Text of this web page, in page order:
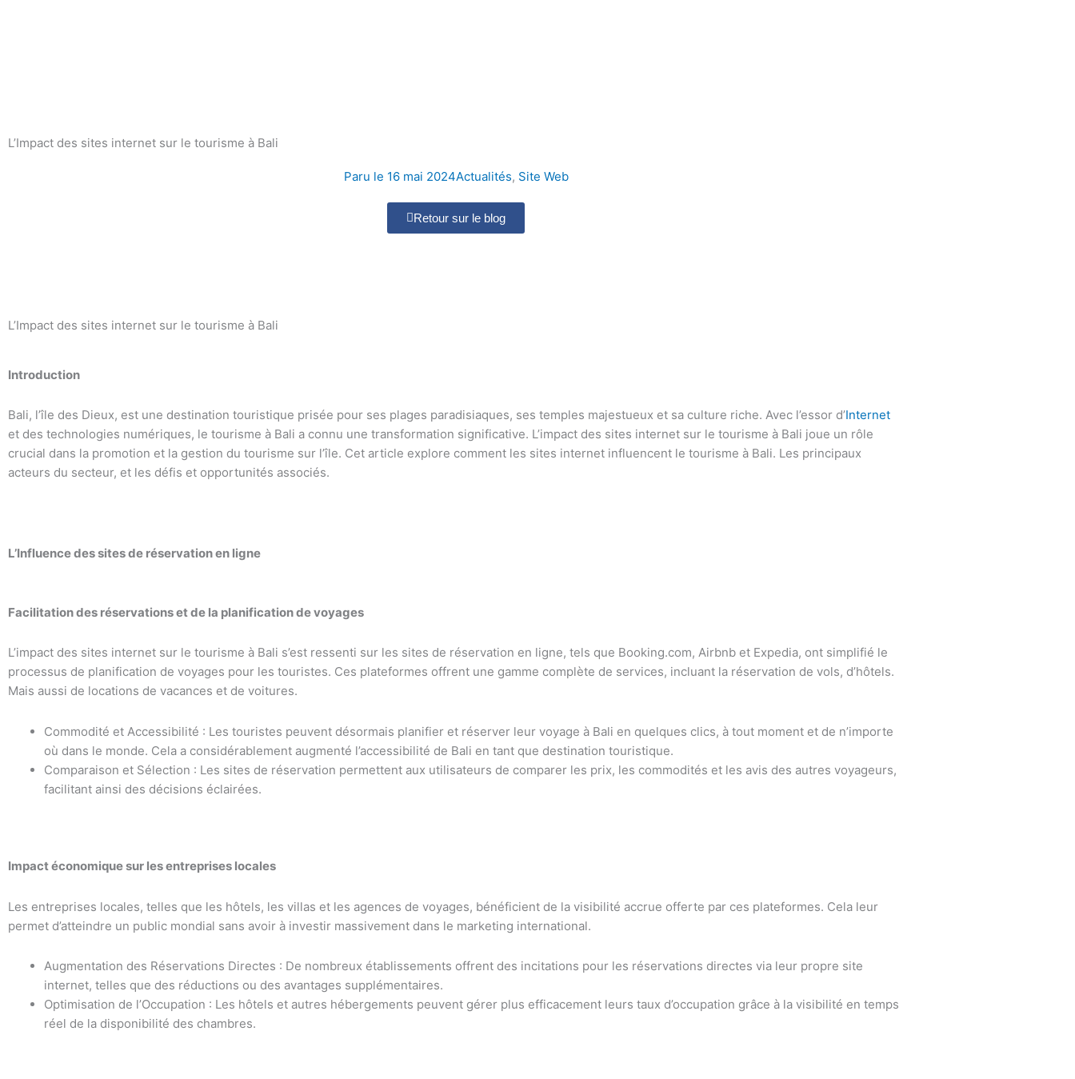
L’Impact des sites internet sur le tourisme à Bali
Paru le 16 mai 2024Actualités, Site Web
Retour sur le blog
L’Impact des sites internet sur le tourisme à Bali
Introduction
Bali, l’île des Dieux, est une destination touristique prisée pour ses plages paradisiaques, ses temples majestueux et sa culture riche. Avec l’essor d’Internet
et des technologies numériques, le tourisme à Bali a connu une transformation significative. L’impact des sites internet sur le tourisme à Bali joue un rôle
crucial dans la promotion et la gestion du tourisme sur l’île. Cet article explore comment les sites internet influencent le tourisme à Bali. Les principaux
acteurs du secteur, et les défis et opportunités associés.
L’Influence des sites de réservation en ligne
Facilitation des réservations et de la planification de voyages
L’impact des sites internet sur le tourisme à Bali s’est ressenti sur les sites de réservation en ligne, tels que Booking.com, Airbnb et Expedia, ont simplifié le
processus de planification de voyages pour les touristes. Ces plateformes offrent une gamme complète de services, incluant la réservation de vols, d’hôtels.
Mais aussi de locations de vacances et de voitures.
Commodité et Accessibilité : Les touristes peuvent désormais planifier et réserver leur voyage à Bali en quelques clics, à tout moment et de n’importe
où dans le monde. Cela a considérablement augmenté l’accessibilité de Bali en tant que destination touristique.
Comparaison et Sélection : Les sites de réservation permettent aux utilisateurs de comparer les prix, les commodités et les avis des autres voyageurs,
facilitant ainsi des décisions éclairées.
Impact économique sur les entreprises locales
Les entreprises locales, telles que les hôtels, les villas et les agences de voyages, bénéficient de la visibilité accrue offerte par ces plateformes. Cela leur
permet d’atteindre un public mondial sans avoir à investir massivement dans le marketing international.
Augmentation des Réservations Directes : De nombreux établissements offrent des incitations pour les réservations directes via leur propre site
internet, telles que des réductions ou des avantages supplémentaires.
Optimisation de l’Occupation : Les hôtels et autres hébergements peuvent gérer plus efficacement leurs taux d’occupation grâce à la visibilité en temps
réel de la disponibilité des chambres.